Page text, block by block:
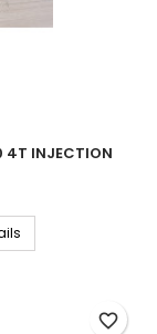
4T INJECTION
favorite_border